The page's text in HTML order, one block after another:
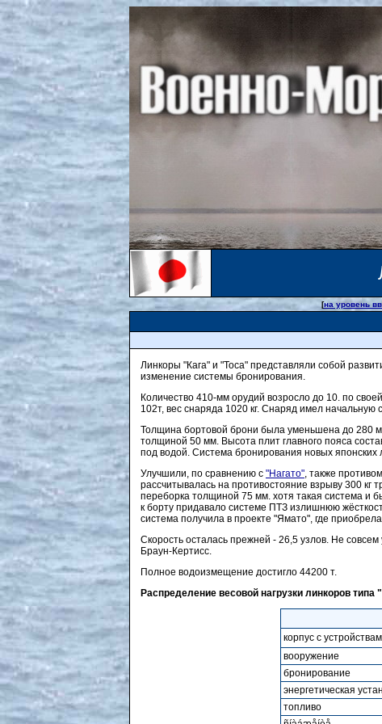
[на уровень
Линкоры "Кага" и "Тоса" представляли собой
изменение системы бронирования.
Количество 410-мм орудий возросло до 10. по
102т, вес снаряда 1020 кг. Снаряд имел начальную
Толщина бортовой брони была уменьшена до 280
толщиной 50 мм. Высота плит главного пояса
под водой. Система бронирования новых японских
Улучшили, по сравнению с "Нагато", также
рассчитывалась на противостояние взрыву 300 кг
переборка толщиной 75 мм. хотя такая система и
к борту придавало системе ПТЗ излишнюю
система получила в проекте "Ямато", где
Скорость осталась прежней - 26,5 узлов. Не
Браун-Кертисс.
Полное водоизмещение достигло 44200 т.
Распределение весовой нагрузки линкоров типа
корпус с
вооружение
бронирование
энергетическая
топливо